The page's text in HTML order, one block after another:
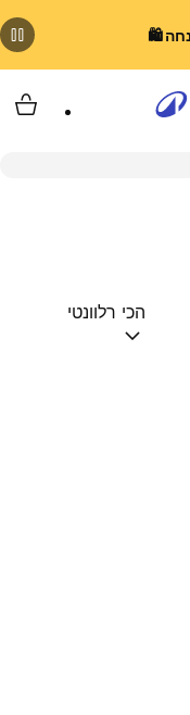
מיין לפי:(optional)